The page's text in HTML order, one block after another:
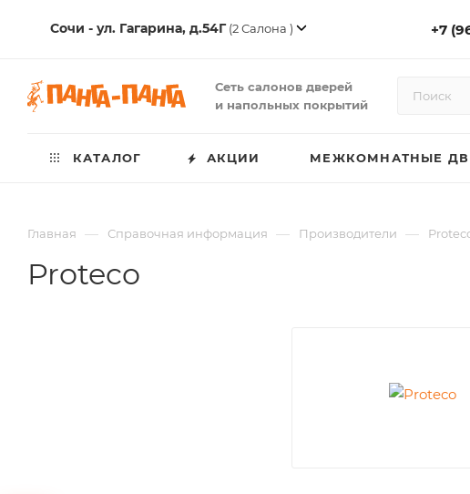
Сочи - ул. Гагарина, д.54Г(2 Салона ) +7
Сеть салонов дверей
и напольных покрытий
КАТАЛОГ АКЦИИ МЕЖКОМНАТНЫЕ
Главная — Справочная информация — Производители —
Proteco